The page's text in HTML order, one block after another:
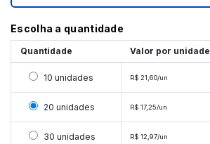
Escolha a quantidade
Quantidade Valor por unidade
Selecionar 10 unidades
10 unidades R$ 21,60/un
Selecionar 20 unidades
20 unidades R$ 17,25/un
Selecionar 30 unidades
30 unidades R$ 12,97/un